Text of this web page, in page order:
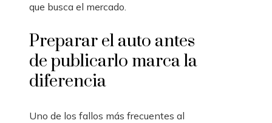
que busca el mercado.
Preparar el auto antes
de publicarlo marca la
diferencia
Uno de los fallos más frecuentes al